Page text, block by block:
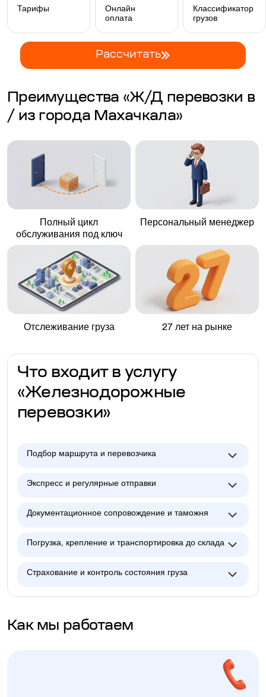
Тарифы
Онлайн
оплата
Классификатор
грузов
Рассчитать
Преимущества «Ж/Д перевозки в
/ из города Махачкала»
Полный цикл
обслуживания под ключ
Персональный менеджер
Отслеживание груза 27 лет на рынке
Что входит в услугу
«Железнодорожные
перевозки»
Подбор маршрута и перевозчика
Экспресс и регулярные отправки
Документационное сопровождение и таможня
Погрузка, крепление и транспортировка до склада
Страхование и контроль состояния груза
Как мы работаем